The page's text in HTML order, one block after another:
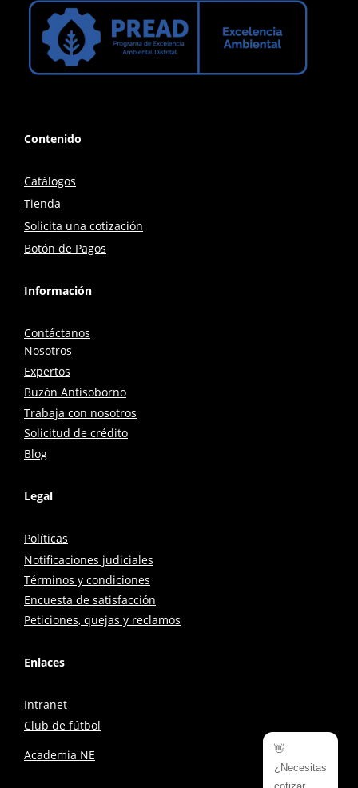
Contenido
Catálogos
Tienda
Solicita una cotización
Botón de Pagos
Información
Contáctanos
Nosotros
Expertos
Buzón Antisoborno
Trabaja con nosotros
Solicitud de crédito
Blog
Legal
Políticas
Notificaciones judiciales
Términos y condiciones
Encuesta de satisfacción
Peticiones, quejas y reclamos
Enlaces
Intranet
Club de fútbol
Academia NE
👋
¿Necesitas